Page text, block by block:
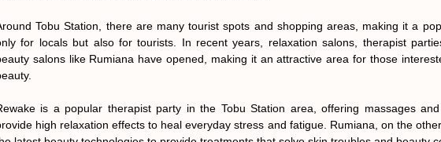
Tobu Station, there are many tourist spots and shopping areas, making it a
for locals but also for tourists. In recent years, relaxation salons, therapist
salons like Rumiana have opened, making it an attractive area for those
is a popular therapist party in the Tobu Station area, offering massages
high relaxation effects to heal everyday stress and fatigue. Rumiana, on the